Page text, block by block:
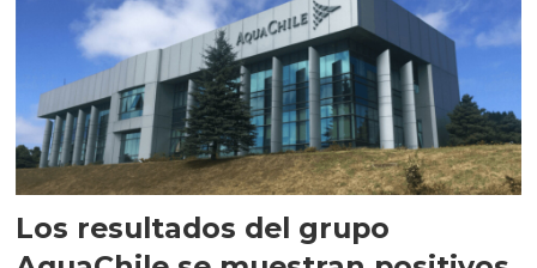
Los resultados del grupo